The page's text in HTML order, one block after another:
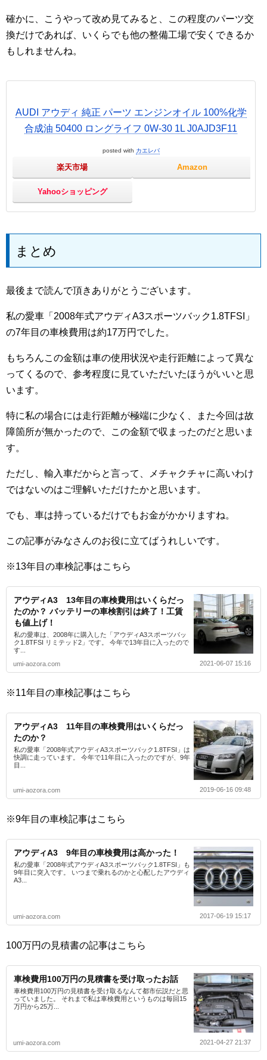
確かに、こうやって改め見てみると、この程度のパーツ交
換だけであれば、いくらでも他の整備工場で安くできるか
もしれませんね。
AUDI アウディ 純正 パーツ エンジンオイル 100%化学
合成油 50400 ロングライフ 0W-30 1L J0AJD3F11
posted with カエレバ
楽天市場 Amazon
Yahooショッピング
まとめ
最後まで読んで頂きありがとうございます。
私の愛車「2008年式アウディA3スポーツバック1.8TFSI」
の7年目の車検費用は約17万円でした。
もちろんこの金額は車の使用状況や走行距離によって異な
ってくるので、参考程度に見ていただいたほうがいいと思
います。
特に私の場合には走行距離が極端に少なく、また今回は故
障箇所が無かったので、この金額で収まったのだと思いま
す。
ただし、輸入車だからと言って、メチャクチャに高いわけ
ではないのはご理解いただけたかと思います。
でも、車は持っているだけでもお金がかかりますね。
この記事がみなさんのお役に立てばうれしいです。
※13年目の車検記事はこちら
アウディA3 13年目の車検費用はいくらだっ
たのか？ バッテリーの車検割引は終了！工賃
も値上げ！
私の愛車は、2008年に購入した「アウディA3スポーツバッ
ク1.8TFSI リミテッド2」です。 今年で13年目に入ったので
す...
umi-aozora.com
2021-06-07 15:16
※11年目の車検記事はこちら
アウディA3 11年目の車検費用はいくらだっ
たのか？
私の愛車「2008年式アウディA3スポーツバック1.8TFSI」は
快調に走っています。 今年で11年目に入ったのですが、9年
目...
umi-aozora.com 2019-06-16 09:48
※9年目の車検記事はこちら
アウディA3 9年目の車検費用は高かった！
私の愛車「2008年式アウディA3スポーツバック1.8TFSI」も
9年目に突入です。 いつまで乗れるのかと心配したアウディ
A3...
umi-aozora.com 2017-06-19 15:17
100万円の見積書の記事はこちら
車検費用100万円の見積書を受け取ったお話
車検費用100万円の見積書を受け取るなんて都市伝説だと思
っていました。 それまで私は車検費用というものは毎回15
万円から25万...
umi-aozora.com 2021-04-27 21:37